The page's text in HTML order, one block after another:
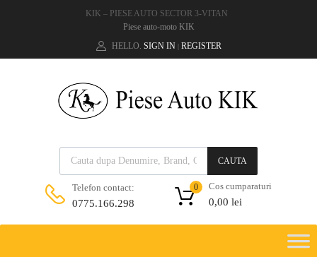
KIK – PIESE AUTO SECTOR 3-VITAN
Piese auto-moto KIK
HELLO. SIGN IN | REGISTER
CAUTA
Telefon contact:
0775.166.298
Cos cumparaturi
0,00 lei
0